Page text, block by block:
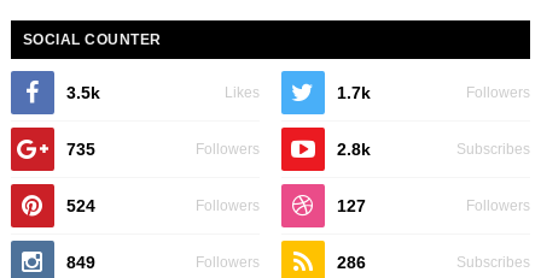
SOCIAL COUNTER
3.5k Likes 1.7k Followers
735 Followers 2.8k Subscribes
524 Followers 127 Followers
849 Followers 286 Subscribes